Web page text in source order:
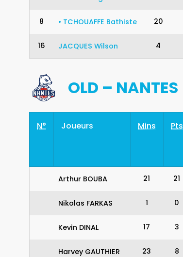
8 • TCHOUAFFE Bathiste 20
16 JACQUES Wilson 4
OLD – NANTES
N° Joueurs Mins Pts
Arthur BOUBA 21 21
Nikolas FARKAS 1 0
Kevin DINAL 17 3
Harvey GAUTHIER 23 8